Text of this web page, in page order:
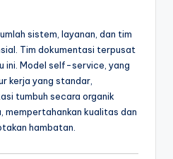
sistem, layanan, dan tim
Tim dokumentasi terpusat
ini. Model self-service, yang
kerja yang standar,
tumbuh secara organik
mempertahankan kualitas dan
hambatan.